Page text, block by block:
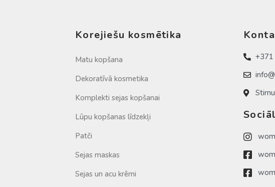
Korejiešu kosmētika
Matu kopšana
Dekoratīvā kosmetika
Komplekti sejas kopšanai
Lūpu kopšanas līdzekļi
Patči
Sejas maskas
Sejas un acu krēmi